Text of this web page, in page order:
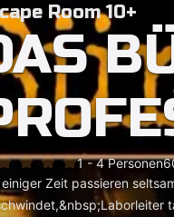
Room 10+
1 - 4 Personen
einiger Zeit passieren